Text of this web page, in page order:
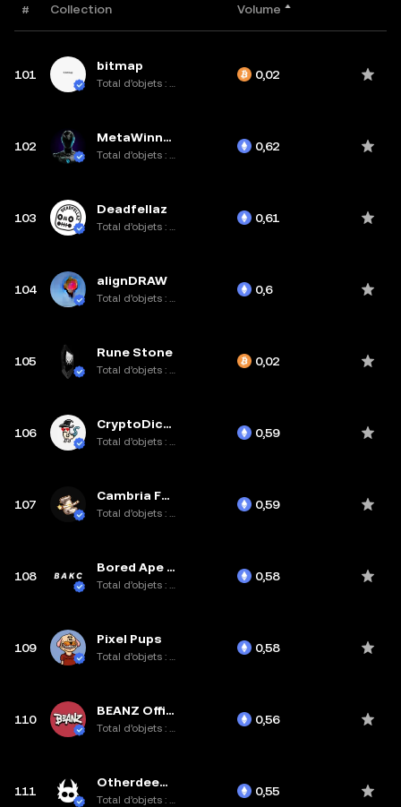
# Collection Volume
101
bitmap
Total d’objets : 961,4K
0,02
102
MetaWinners
Total d’objets : 10K
0,62
103
Deadfellaz
Total d’objets : 10K
0,61
104
alignDRAW
Total d’objets : 2,8K
0,6
105
Rune Stone
Total d’objets : 112,4K
0,02
106
CryptoDickbutts
Total d’objets : 5,2K
0,59
107
Cambria Founders
Total d’objets : 1,5K
0,59
108
Bored Ape Kennel Club
Total d’objets : 9,6K
0,58
109
Pixel Pups
Total d’objets : 1,2K
0,58
110
BEANZ Official
Total d’objets : 20K
0,56
111
Otherdeed for Otherside
Total d’objets : 85,1K
0,55